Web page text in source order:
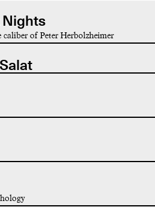
Nights
of Peter Herbolzheimer